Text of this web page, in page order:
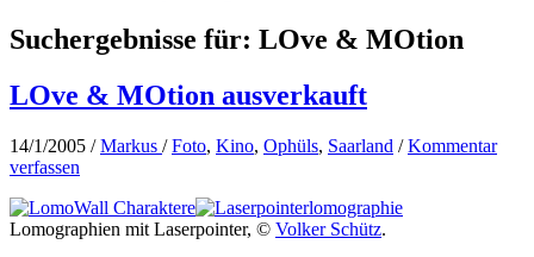
Suchergebnisse für: LOve & MOtion
LOve & MOtion ausverkauft
14/1/2005 /Markus /Foto, Kino, Ophüls, Saarland /Kommentar
verfassen
Lomographien mit Laserpointer, © Volker Schütz.